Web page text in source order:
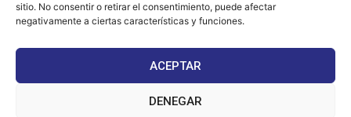
sitio. No consentir o retirar el consentimiento, puede afectar
negativamente a ciertas características y funciones.
ACEPTAR
DENEGAR
667 457 908
info@mantonesdelsur.com
mantonesdelsur@gmail.com